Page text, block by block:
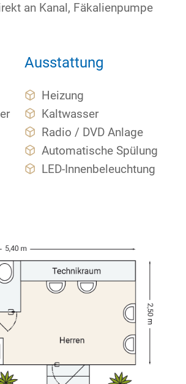
an Kanal, Fäkalienpumpe
Ausstattung
Heizung
Kaltwasser
Radio / DVD Anlage
Automatische Spülung
LED-Innenbeleuchtung